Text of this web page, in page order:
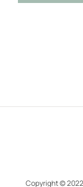
Copyright ©